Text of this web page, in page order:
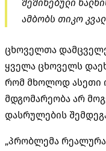
შეშინებული
ამბობს თიკო
ცხოველთა
ყველა ცხოველს
რომ მხოლოდ ასეთი
მდგომარეობა არ
დასრულების
„პრობლემა